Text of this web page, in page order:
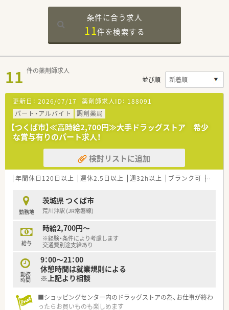
条件に合う求人
11件を検索する
11 件の薬剤師求人
並び順
更新日： 2026/07/17 薬剤師求人ID： 188091
パート・アルバイト
調剤薬局
【つくば市】≪高時給2,700円≫大手ドラッグストア 希少
な賞与有りのパート求人！
検討リストに追加
年間休日120日以上 週休2.5日以上 週32h以上 ブランク可 Ｗワ
勤務地
茨城県 つくば市
荒川沖駅 (JR常磐線)
給与
時給2,700円～
※経験・条件により考慮します
交通費別途支給あり
勤務
時間
9：00～21：00
休憩時間は就業規則による
※上記より相談
■ショッピングセンター内のドラッグストアの為、お仕事が終わ
ったらお買いものも楽しめます